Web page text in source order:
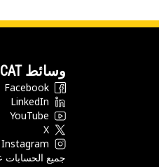
وسائط CAT الاجتماعية
Facebook
LinkedIn
YouTube
X
Instagram
جميع الحسابات